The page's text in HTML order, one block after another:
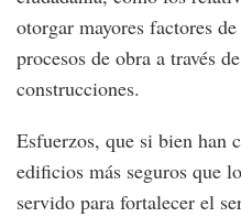
otorgar mayores factores
procesos de obra a través
construcciones.
Esfuerzos, que si bien han
edificios más seguros que
servido para fortalecer el